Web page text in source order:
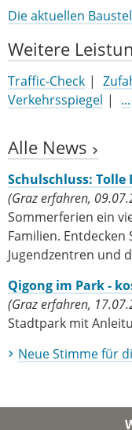
Die aktuellen
Weitere
Traffic-Check
Verkehrsspiegel
...
Alle News
Schulschluss: Tolle
(Graz erfahren,
Sommerferien ein
Familien.
Jugendzentren und
Qigong im Park -
(Graz erfahren,
Stadtpark mit
Neue Stim­me für